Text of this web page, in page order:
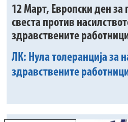
12 Март, Европски ден
свеста против
здравствените
ЛК: Нула толеранција за
здравствените